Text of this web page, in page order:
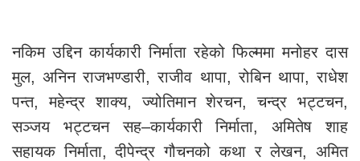
नकिम उद्दिन कार्यकारी निर्माता रहेको फिल्ममा मनोहर दास
मुल, अनिन राजभण्डारी, राजीव थापा, रोबिन थापा, राधेश
पन्त, महेन्द्र शाक्य, ज्योतिमान शेरचन, चन्द्र भट्टचन,
सञ्जय भट्टचन सह–कार्यकारी निर्माता, अमितेष शाह
सहायक निर्माता, दीपेन्द्र गौचनको कथा र लेखन, अमित